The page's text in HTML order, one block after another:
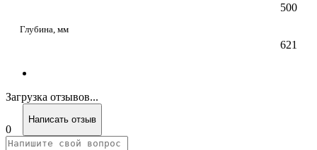
500
Глубина, мм
621
Загрузка отзывов...
0
Написать отзыв